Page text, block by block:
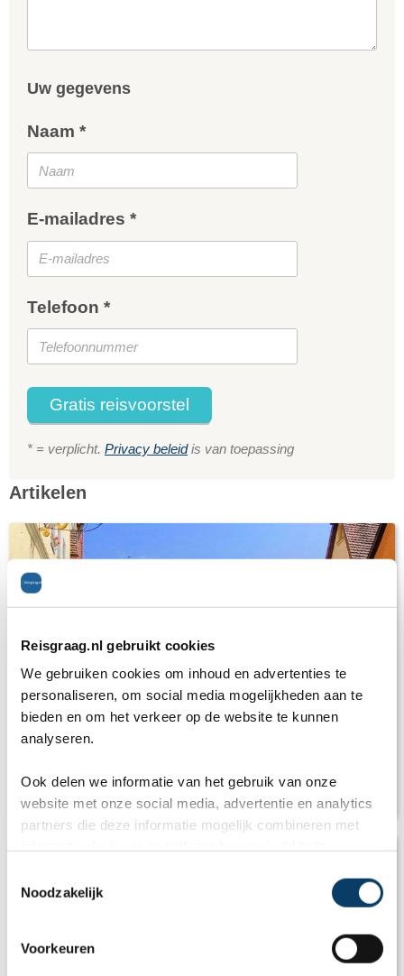
Reisgraag.nl gebruikt cookies
We gebruiken cookies om inhoud en advertenties te
personaliseren, om social media mogelijkheden aan te
bieden en om het verkeer op de website te kunnen
analyseren.
Ook delen we informatie van het gebruik van onze
website met onze social media, advertentie en analytics
partners die deze informatie mogelijk combineren met
Noodzakelijk
Voorkeuren
Uw gegevens
Naam *
E-mailadres *
Telefoon *
Gratis reisvoorstel
* = verplicht. Privacy beleidis van toepassing
Artikelen
De mooiste plekken van Duitsland